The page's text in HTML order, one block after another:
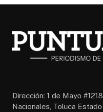
Dirección: 1 de Mayo
Nacionales, Toluca